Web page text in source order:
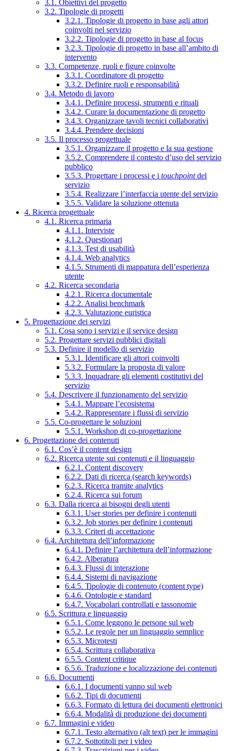
3.1. Obiettivi del progetto
3.2. Tipologie di progetti
3.2.1. Tipologie di progetto in base agli attori
coinvolti nel servizio
3.2.2. Tipologie di progetto in base al focus
3.2.3. Tipologie di progetto in base all’ambito di
intervento
3.3. Competenze, ruoli e figure coinvolte
3.3.1. Coordinatore di progetto
3.3.2. Definire ruoli e responsabilità
3.4. Metodo di lavoro
3.4.1. Definire processi, strumenti e rituali
3.4.2. Curare la documentazione di progetto
3.4.3. Organizzare tavoli tecnici collaborativi
3.4.4. Prendere decisioni
3.5. Il processo progettuale
3.5.1. Organizzare il progetto e la sua gestione
3.5.2. Comprendere il contesto d’uso del servizio
pubblico
3.5.3. Progettare i processi e i touchpointdel
servizio
3.5.4. Realizzare l’interfaccia utente del servizio
3.5.5. Validare la soluzione ottenuta
4. Ricerca progettuale
4.1. Ricerca primaria
4.1.1. Interviste
4.1.2. Questionari
4.1.3. Test di usabilità
4.1.4. Web analytics
4.1.5. Strumenti di mappatura dell’esperienza
utente
4.2. Ricerca secondaria
4.2.1. Ricerca documentale
4.2.2. Analisi benchmark
4.2.3. Valutazione euristica
5. Progettazione dei servizi
5.1. Cosa sono i servizi e il service design
5.2. Progettare servizi pubblici digitali
5.3. Definire il modello di servizio
5.3.1. Identificare gli attori coinvolti
5.3.2. Formulare la proposta di valore
5.3.3. Inquadrare gli elementi costitutivi del
servizio
5.4. Descrivere il funzionamento del servizio
5.4.1. Mappare l’ecosistema
5.4.2. Rappresentare i flussi di servizio
5.5. Co-progettare le soluzioni
5.5.1. Workshop di co-progettazione
6. Progettazione dei contenuti
6.1. Cos’è il content design
6.2. Ricerca utente sui contenuti e il linguaggio
6.2.1. Content discovery
6.2.2. Dati di ricerca (search keywords)
6.2.3. Ricerca tramite analytics
6.2.4. Ricerca sui forum
6.3. Dalla ricerca ai bisogni degli utenti
6.3.1. User stories per definire i contenuti
6.3.2. Job stories per definire i contenuti
6.3.3. Criteri di accettazione
6.4. Architettura dell’informazione
6.4.1. Definire l’architettura dell’informazione
6.4.2. Alberatura
6.4.3. Flussi di interazione
6.4.4. Sistemi di navigazione
6.4.5. Tipologie di contenuto (content type)
6.4.6. Ontologie e standard
6.4.7. Vocabolari controllati e tassonomie
6.5. Scrittura e linguaggio
6.5.1. Come leggono le persone sul web
6.5.2. Le regole per un linguaggio semplice
6.5.3. Microtesti
6.5.4. Scrittura collaborativa
6.5.5. Content critique
6.5.6. Traduzione e localizzazione dei contenuti
6.6. Documenti
6.6.1. I documenti vanno sul web
6.6.2. Tipi di documenti
6.6.3. Formato di lettura dei documenti elettronici
6.6.4. Modalità di produzione dei documenti
6.7. Immagini e video
6.7.1. Testo alternativo (alt text) per le immagini
6.7.2. Sottotitoli per i video